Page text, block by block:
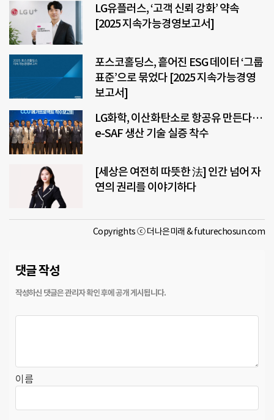
LG유플러스, ‘고객 신뢰 강화’ 약속
[2025 지속가능경영보고서]
포스코홀딩스, 흩어진 ESG 데이터 ‘그룹
표준’으로 묶었다 [2025 지속가능경영
보고서]
LG화학, 이산화탄소로 항공유 만든다…
e-SAF 생산 기술 실증 착수
[세상은 여전히 따뜻한 法] 인간 넘어 자
연의 권리를 이야기하다
Copyrights ⓒ 더나은미래 & futurechosun.com
댓글 작성
이름